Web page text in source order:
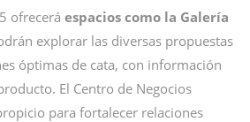
ofrecerá espacios como la Galería
explorar las diversas propuestas
óptimas de cata, con información
El Centro de Negocios
para fortalecer relaciones